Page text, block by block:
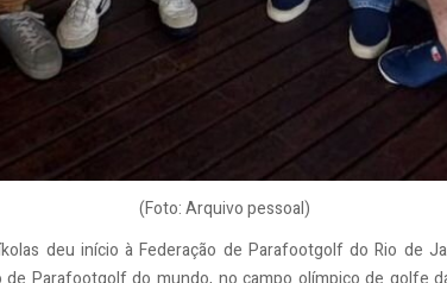
(Foto: Arquivo pessoal)
deu início à Federação de Parafootgolf do Rio de